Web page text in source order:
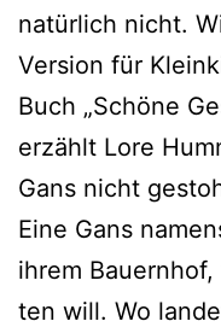
natür­lich nicht.
Version für
Buch „Schöne
erzählt Lore
Gans nicht
Eine Gans
ihrem
ten will. Wo